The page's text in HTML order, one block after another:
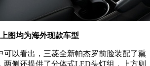
上图均为海外现款车型
可以看出，三菱全新帕杰罗前脸装配了熏
两侧还提供了分体式LED头灯组，上方则